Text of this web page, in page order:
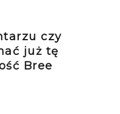
czy
już tę
Bree